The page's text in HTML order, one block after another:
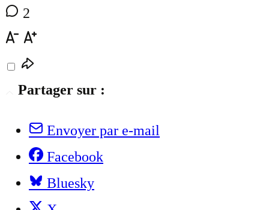
2
Partager sur :
Envoyer par e-mail
Facebook
Bluesky